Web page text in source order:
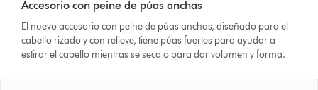
Accesorio con peine de púas anchas
El nuevo accesorio con peine de púas anchas, diseñado para el
cabello rizado y con relieve, tiene púas fuertes para ayudar a
estirar el cabello mientras se seca o para dar volumen y forma.